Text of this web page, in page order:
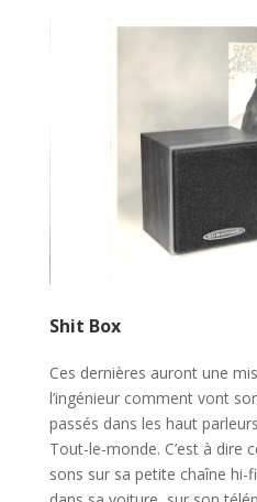
Shit Box
Ces dernières auront une
l’ingénieur comment vont
passés dans les haut
Tout-le-monde. C’est à dire
sons sur sa petite chaîne hi-